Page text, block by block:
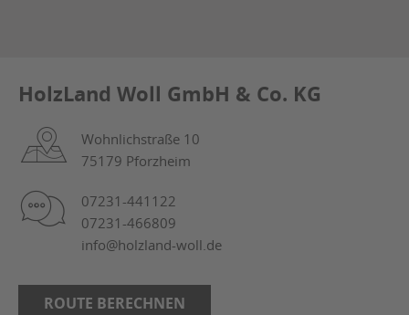
HolzLand Woll GmbH & Co. KG
Wohnlichstraße 10
75179 Pforzheim
07231-441122
07231-466809
info@holzland-woll.de
ROUTE BERECHNEN